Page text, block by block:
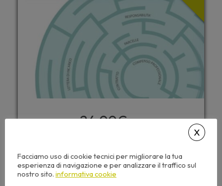
24,00€
Questo seminario include:
Facciamo uso di cookie tecnici per migliorare la tua
esperienza di navigazione e per analizzare il traffico sul
nostro sito. informativa cookie